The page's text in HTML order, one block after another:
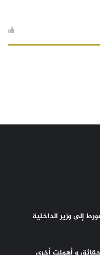
إلى وزير الداخلية